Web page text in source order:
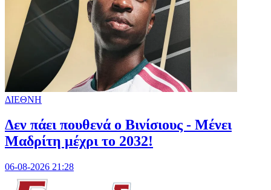
ΔΙΕΘΝΗ
Δεν πάει πουθενά ο Βινίσιους - Μένει
Μαδρίτη μέχρι το 2032!
06-08-2026 21:28